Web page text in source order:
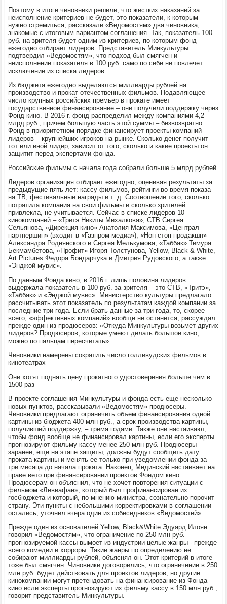
Поэтому в итоге чиновники решили, что жестких наказаний за
неисполнение критериев не будет, это показатели, к которым
нужно стремиться, рассказали «Ведомостям» два чиновника,
знакомые с итоговым вариантом соглашения. Так, показатель 100
руб. на зрителя будет одним из критериев, по которым фонд
ежегодно отбирает лидеров. Представитель Минкультуры
подтвердил «Ведомостям», что подход был смягчен и
неисполнение показателя в 100 руб. само по себе не повлечет
исключение из списка лидеров.
Из бюджета ежегодно выделяются миллиарды рублей на
производство и прокат отечественных фильмов. Подавляющее
число крупных российских премьер в прокате имеет
государственное финансирование – они получили поддержку через
Фонд кино. В 2016 г. фонд распределил между компаниями 4,2
млрд руб., причем большую часть этой суммы – безвозвратно.
Фонд в приоритетном порядке финансирует проекты компаний-
лидеров – крупнейших игроков на рынке. Сколько денег получит
тот или иной лидер, зависит от того, сколько и какие проекты он
защитит перед экспертами фонда.
Российские фильмы с начала года собрали больше 5 млрд рублей
Лидеров организация отбирает ежегодно, оценивая результаты за
предыдущие пять лет: кассу фильмов, рейтинги во время показа
на ТВ, фестивальные награды и т. д. Соотношение того, сколько
потратила компания на свои фильмы и сколько зрителей
привлекла, не учитывается. Сейчас в списке лидеров 10
кинокомпаний – «Тритэ Никиты Михалкова», СТВ Сергея
Сельянова, «Дирекция кино» Анатолия Максимова, «Централ
партнершип» (входит в «Газпром-медиа»), «Нон-стоп продакшн»
Александра Роднянского и Сергея Мелькумова, «Таббак» Тимура
Бекмамбетова, «Профит» Игоря Толстунова, Yellow, Black & White,
Art Pictures Федора Бондарчука и Дмитрия Рудовского, а также
«Энджой мувис».
По данным Фонда кино, в 2016 г. лишь половина лидеров
выдержала показатель в 100 руб. за зрителя – это СТВ, «Тритэ»,
«Таббак» и «Энджой мувис». Министерство культуры предлагало
рассчитывать этот показатель по результатам каждой компании за
последние три года. Если брать данные за три года, то, скорее
всего, «эффективных компаний» вообще не останется, рассуждал
прежде один из продюсеров: «Откуда Минкультуры возьмет других
лидеров? Продюсеров, которые умеют делать большое кино,
можно по пальцам пересчитать».
Чиновники намерены сократить число голливудских фильмов в
кинотеатрах
Они хотят поднять цену прокатного удостоверения больше чем в
1500 раз
В проекте соглашения Минкультуры и фонда есть еще несколько
новых пунктов, рассказывали «Ведомостям» продюсеры.
Чиновники предлагают ограничить объем финансирования одной
картины из бюджета 400 млн руб., а срок производства картины,
получившей поддержку, – тремя годами. Также они настаивают,
чтобы фонд вообще не финансировал картины, если его эксперты
прогнозируют фильму кассу менее 250 млн руб. Продюсеры
заранее, еще на этапе защиты, должны будут сообщить дату
проката картины и менять ее только при уведомлении фонда за
три месяца до начала проката. Наконец, Мединский настаивает на
праве вето при финансировании проектов Фондом кино.
Продюсерам он объяснил, что не хочет повторения ситуации с
фильмом «Левиафан», который был профинансирован из
госбюджета и который, по мнению министра, сознательно порочит
страну. Эти пункты с небольшими корректировками в соглашении
остались, уточнил вчера один из собеседников «Ведомостей».
Прежде один из основателей Yellow, Black&White Эдуард Илоян
говорил «Ведомостям», что ограничение по 250 млн руб.
прогнозируемой кассы вымоет из индустрии целые жанры - прежде
всего комедии и хорроры. Такие жанры по определению не
собирают миллиарды рублей, объяснял он. Этот критерий в итоге
тоже был смягчен. Чиновники договорились, что ограничение в 250
млн руб. будет действовать для проектов лидеров, но другие
кинокомпании могут претендовать на финансирование из Фонда
кино если эксперты прогнозируют их фильму кассу в 150 млн руб.,
говорит представитель Минкультуры.